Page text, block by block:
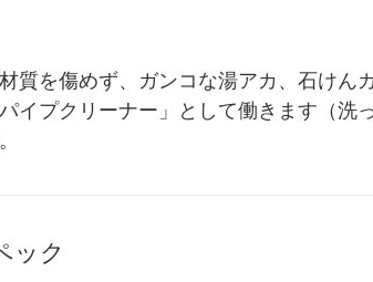
質を傷めず、ガンコな湯アカ、石け
イプクリーナー」として働きます（
ック